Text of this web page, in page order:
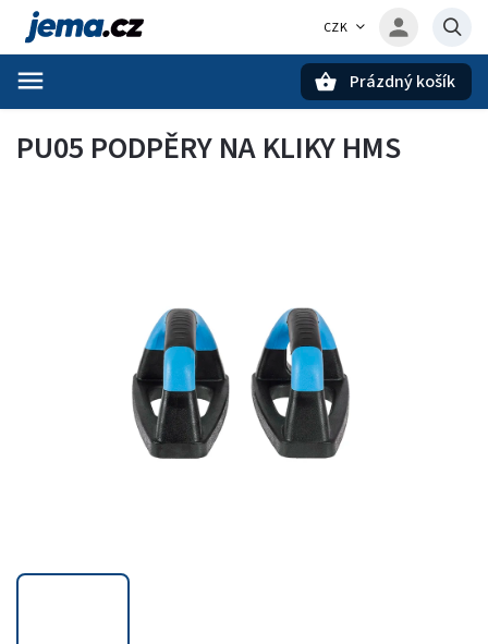
CZK
Prázdný košík
PU05 PODPĚRY NA KLIKY HMS